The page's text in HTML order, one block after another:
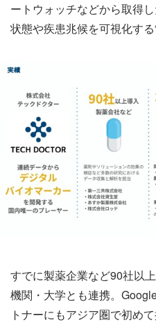
ートウォッチなどから取得
状態や疾患兆候を可視化する
すでに製薬企業など90社以
機関・大学とも連携。
トナーにもアジア圏で初め